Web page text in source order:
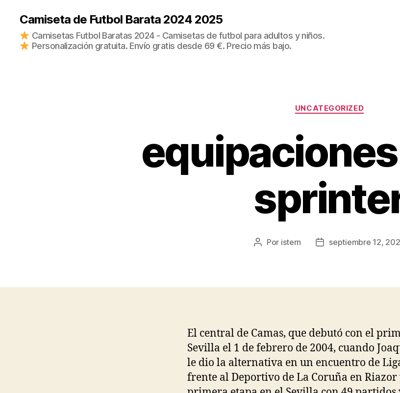
Camiseta de Futbol Barata 2024 2025
Camisetas Futbol Baratas 2024 - Camisetas de futbol para adultos y niños.
Personalización gratuita. Envío gratis desde 69 €. Precio más bajo.
Categorías
UNCATEGORIZED
Autor
Por istern
Fechaseptiembre 12,
El central de Camas, que debutó con el
Sevilla el 1 de febrero de 2004, cuando
le dio la alternativa en un encuentro de
frente al Deportivo de La Coruña en Riazor